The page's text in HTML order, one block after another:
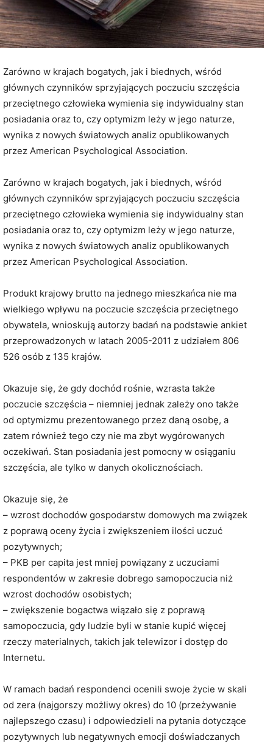
Zarówno w krajach bogatych, jak i biednych, wśród
głównych czynników sprzyjających poczuciu szczęścia
przeciętnego człowieka wymienia się indywidualny stan
posiadania oraz to, czy optymizm leży w jego naturze,
wynika z nowych światowych analiz opublikowanych
przez American Psychological Association.
Zarówno w krajach bogatych, jak i biednych, wśród
głównych czynników sprzyjających poczuciu szczęścia
przeciętnego człowieka wymienia się indywidualny stan
posiadania oraz to, czy optymizm leży w jego naturze,
wynika z nowych światowych analiz opublikowanych
przez American Psychological Association.
Produkt krajowy brutto na jednego mieszkańca nie ma
wielkiego wpływu na poczucie szczęścia przeciętnego
obywatela, wnioskują autorzy badań na podstawie ankiet
przeprowadzonych w latach 2005-2011 z udziałem 806
526 osób z 135 krajów.
Okazuje się, że gdy dochód rośnie, wzrasta także
poczucie szczęścia – niemniej jednak zależy ono także
od optymizmu prezentowanego przez daną osobę, a
zatem również tego czy nie ma zbyt wygórowanych
oczekiwań. Stan posiadania jest pomocny w osiąganiu
szczęścia, ale tylko w danych okolicznościach.
Okazuje się, że
– wzrost dochodów gospodarstw domowych ma związek
z poprawą oceny życia i zwiększeniem ilości uczuć
pozytywnych;
– PKB per capita jest mniej powiązany z uczuciami
respondentów w zakresie dobrego samopoczucia niż
wzrost dochodów osobistych;
– zwiększenie bogactwa wiązało się z poprawą
samopoczucia, gdy ludzie byli w stanie kupić więcej
rzeczy materialnych, takich jak telewizor i dostęp do
Internetu.
W ramach badań respondenci ocenili swoje życie w skali
od zera (najgorszy możliwy okres) do 10 (przeżywanie
najlepszego czasu) i odpowiedzieli na pytania dotyczące
pozytywnych lub negatywnych emocji doświadczanych